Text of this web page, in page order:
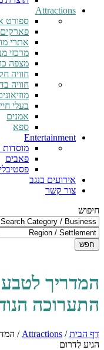
Attractions
ספורט
אתרי
מרכזי
מצפה
חוויה
חוויה
בעלי
אמנים
ספא
Entertainment
פאבים
אירועים בנגב
צור קשר
חיפוש
חפש
המדריך לטבע
התערוכה
דף הבית/
Attractions
/
הגיע לדרום